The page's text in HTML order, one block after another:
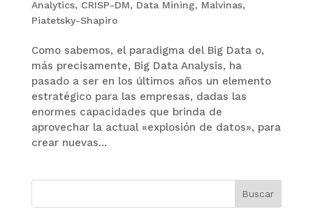
Analytics, CRISP-DM, Data Mining, Malvinas,
Piatetsky-Shapiro
Como sabemos, el paradigma del Big Data o,
más precisamente, Big Data Analysis, ha
pasado a ser en los últimos años un elemento
estratégico para las empresas, dadas las
enormes capacidades que brinda de
aprovechar la actual «explosión de datos», para
crear nuevas...